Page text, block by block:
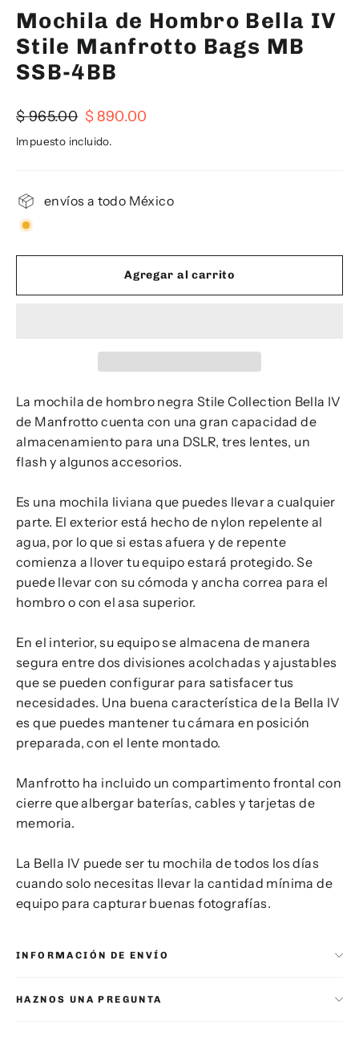
Mochila de Hombro Bella IV
Stile Manfrotto Bags MB
SSB-4BB
Precio
habitual
$ 965.00 Precio
de
$ 890.00
Impuesto incluido.
envíos a todo México
Agregar al carrito
La mochila de hombro negra Stile Collection Bella IV
de Manfrotto cuenta con una gran capacidad de
almacenamiento para una DSLR, tres lentes, un
flash y algunos accesorios.
Es una mochila liviana que puedes llevar a cualquier
parte. El exterior está hecho de nylon repelente al
agua, por lo que si estas afuera y de repente
comienza a llover tu equipo estará protegido. Se
puede llevar con su cómoda y ancha correa para el
hombro o con el asa superior.
En el interior, su equipo se almacena de manera
segura entre dos divisiones acolchadas y ajustables
que se pueden configurar para satisfacer tus
necesidades. Una buena característica de la Bella IV
es que puedes mantener tu cámara en posición
preparada, con el lente montado.
Manfrotto ha incluido un compartimento frontal con
cierre que albergar baterías, cables y tarjetas de
memoria.
La Bella IV puede ser tu mochila de todos los días
cuando solo necesitas llevar la cantidad mínima de
equipo para capturar buenas fotografías.
INFORMACIÓN DE ENVÍO
HAZNOS UNA PREGUNTA